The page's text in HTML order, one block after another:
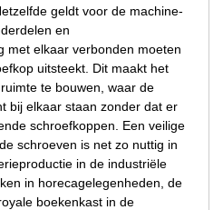
geldt voor de machine-
en
met elkaar verbonden moeten
uitsteekt. Dit maakt het
te bouwen, waar de
bij elkaar staan zonder dat er
schroefkoppen. Een veilige
schroeven is net zo nuttig in
in de industriële
in horecagelegenheden, de
boekenkast in de